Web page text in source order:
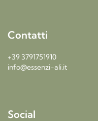
Contatti
+39 3791751910
info@essenzi-ali.it
Social